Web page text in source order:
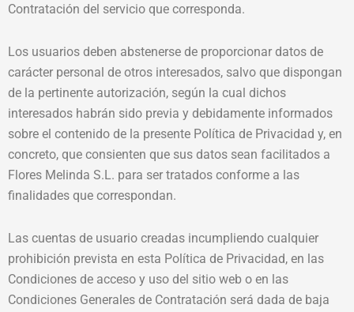
Contratación del servicio que corresponda.
Los usuarios deben abstenerse de proporcionar datos de
carácter personal de otros interesados, salvo que dispongan
de la pertinente autorización, según la cual dichos
interesados habrán sido previa y debidamente informados
sobre el contenido de la presente Política de Privacidad y, en
concreto, que consienten que sus datos sean facilitados a
Flores Melinda S.L. para ser tratados conforme a las
finalidades que correspondan.
Las cuentas de usuario creadas incumpliendo cualquier
prohibición prevista en esta Política de Privacidad, en las
Condiciones de acceso y uso del sitio web o en las
Condiciones Generales de Contratación será dada de baja